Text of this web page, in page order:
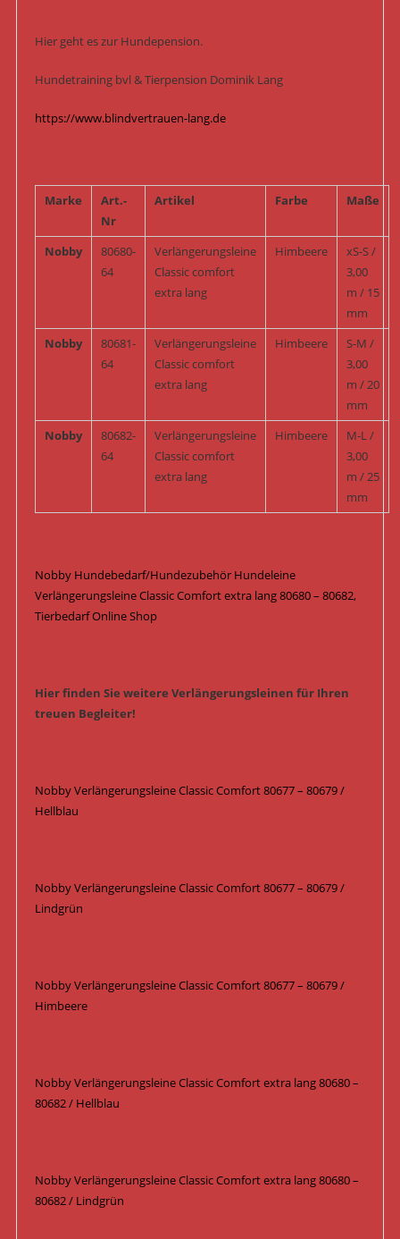
Hier geht es zur Hundepension.
Hundetraining bvl & Tierpension Dominik Lang
https://www.blindvertrauen-lang.de
Marke
Art.-
Nr
Artikel Farbe Maße
Nobby
80680-
64
Verlängerungsleine
Classic comfort
extra lang
Himbeere
xS-S /
3,00
m / 15
mm
Nobby
80681-
64
Verlängerungsleine
Classic comfort
extra lang
Himbeere
S-M /
3,00
m / 20
mm
Nobby
80682-
64
Verlängerungsleine
Classic comfort
extra lang
Himbeere
M-L /
3,00
m / 25
mm
Nobby Hundebedarf/Hundezubehör Hundeleine
Verlängerungsleine Classic Comfort extra lang 80680 – 80682,
Tierbedarf Online Shop
Hier finden Sie weitere Verlängerungsleinen für Ihren
treuen Begleiter!
Nobby Verlängerungsleine Classic Comfort 80677 – 80679 /
Hellblau
Nobby Verlängerungsleine Classic Comfort 80677 – 80679 /
Lindgrün
Nobby Verlängerungsleine Classic Comfort 80677 – 80679 /
Himbeere
Nobby Verlängerungsleine Classic Comfort extra lang 80680 –
80682 / Hellblau
Nobby Verlängerungsleine Classic Comfort extra lang 80680 –
80682 / Lindgrün